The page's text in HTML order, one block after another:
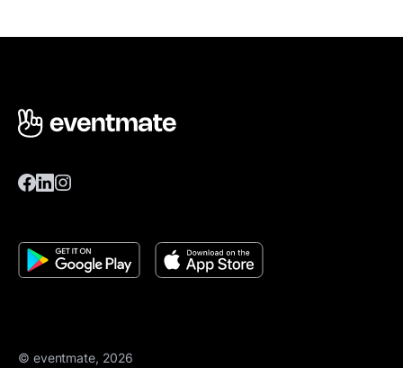
© eventmate, 2026